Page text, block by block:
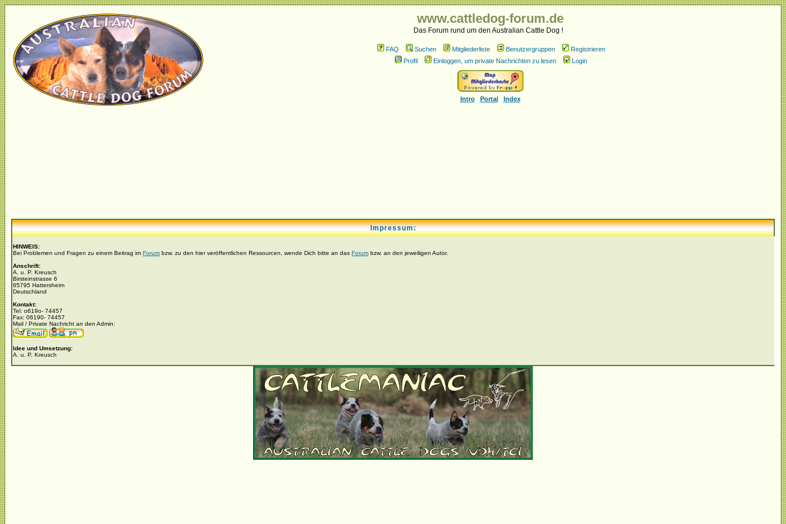
www.cattledog-forum.de
Das Forum rund um den Australian Cattle Dog !
FAQ Suchen Mitgliederliste Benutzergruppen
Registrieren
Profil
Einloggen, um private Nachrichten zu lesen Login
Intro Portal Index
Impressum:
HINWEIS:
Bei Problemen und Fragen zu einem Beitrag im Forum bzw. zu den hier veröffentlichen Ressourcen, wende Dich bitte an das Forum bzw. an den jeweiligen Autor.
Anschrift:
A. u. P. Kreusch
Birsteinstrasse 6
65795 Hattersheim
Deutschland
Kontakt:
Tel: o619o- 74457
Fax: 06190- 74457
Mail / Private Nachricht an den Admin:
Idee und Umsetzung:
A. u. P. Kreusch